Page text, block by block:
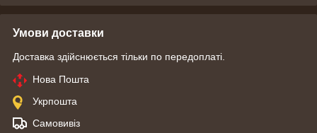
Умови доставки
Доставка здійснюється тільки по передоплаті.
Нова Пошта
Укрпошта
Самовивіз